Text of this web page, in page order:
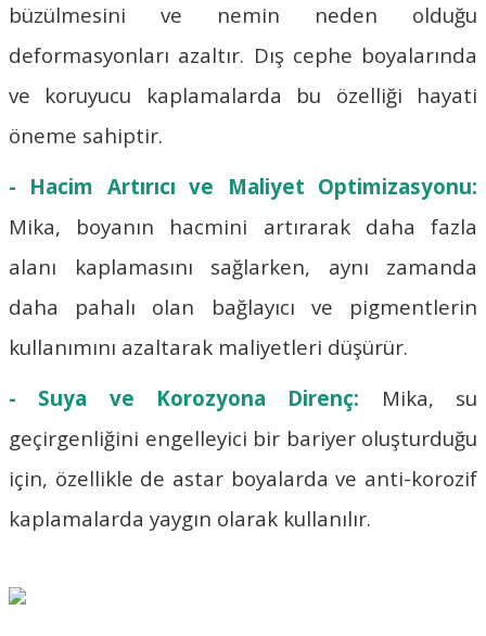
büzülmesini ve nemin neden olduğu
deformasyonları azaltır. Dış cephe boyalarında
ve koruyucu kaplamalarda bu özelliği hayati
öneme sahiptir.
- Hacim Artırıcı ve Maliyet Optimizasyonu:
Mika, boyanın hacmini artırarak daha fazla
alanı kaplamasını sağlarken, aynı zamanda
daha pahalı olan bağlayıcı ve pigmentlerin
kullanımını azaltarak maliyetleri düşürür.
- Suya ve Korozyona Direnç: Mika, su
geçirgenliğini engelleyici bir bariyer oluşturduğu
için, özellikle de astar boyalarda ve anti-korozif
kaplamalarda yaygın olarak kullanılır.